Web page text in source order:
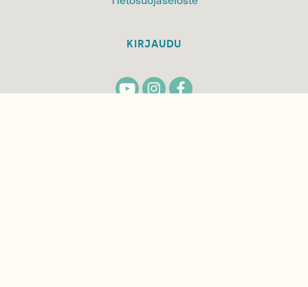
KIRJAUDU